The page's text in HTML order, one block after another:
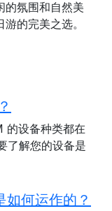
的氛围和自然美
的完美之选。
的设备种类都在
了解您的设备是
何运作的？